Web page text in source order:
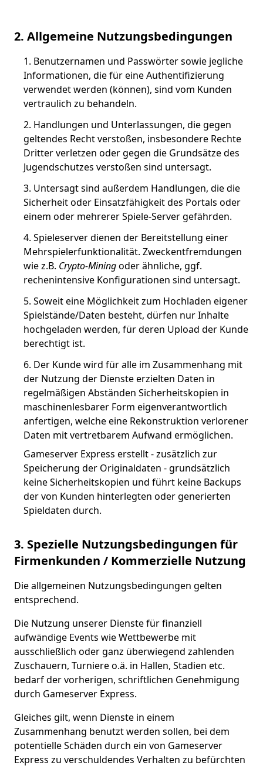
2. Allgemeine Nutzungsbedingungen
Benutzernamen und Passwörter sowie jegliche
Informationen, die für eine Authentifizierung
verwendet werden (können), sind vom Kunden
vertraulich zu behandeln.
Handlungen und Unterlassungen, die gegen
geltendes Recht verstoßen, insbesondere Rechte
Dritter verletzen oder gegen die Grundsätze des
Jugendschutzes verstoßen sind untersagt.
Untersagt sind außerdem Handlungen, die die
Sicherheit oder Einsatzfähigkeit des Portals oder
einem oder mehrerer Spiele-Server gefährden.
Spieleserver dienen der Bereitstellung einer
Mehrspielerfunktionalität. Zweckentfremdungen
wie z.B. Crypto-Miningoder ähnliche, ggf.
rechenintensive Konfigurationen sind untersagt.
Soweit eine Möglichkeit zum Hochladen eigener
Spielstände/Daten besteht, dürfen nur Inhalte
hochgeladen werden, für deren Upload der Kunde
berechtigt ist.
Der Kunde wird für alle im Zusammenhang mit
der Nutzung der Dienste erzielten Daten in
regelmäßigen Abständen Sicherheitskopien in
maschinenlesbarer Form eigenverantwortlich
anfertigen, welche eine Rekonstruktion verlorener
Daten mit vertretbarem Aufwand ermöglichen.
Gameserver Express erstellt - zusätzlich zur
Speicherung der Originaldaten - grundsätzlich
keine Sicherheitskopien und führt keine Backups
der von Kunden hinterlegten oder generierten
Spieldaten durch.
3. Spezielle Nutzungsbedingungen für
Firmenkunden / Kommerzielle Nutzung
Die allgemeinen Nutzungsbedingungen gelten
entsprechend.
Die Nutzung unserer Dienste für finanziell
aufwändige Events wie Wettbewerbe mit
ausschließlich oder ganz überwiegend zahlenden
Zuschauern, Turniere o.ä. in Hallen, Stadien etc.
bedarf der vorherigen, schriftlichen Genehmigung
durch Gameserver Express.
Gleiches gilt, wenn Dienste in einem
Zusammenhang benutzt werden sollen, bei dem
potentielle Schäden durch ein von Gameserver
Express zu verschuldendes Verhalten zu befürchten